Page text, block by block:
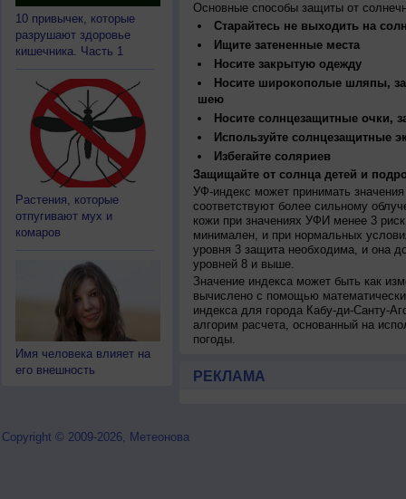
10 привычек, которые
разрушают здоровье
кишечника. Часть 1
Растения, которые
отпугивают мух и
комаров
Имя человека влияет на
его внешность
Основные способы защиты от
Старайтесь не выходить на
Ищите затененные места
Носите закрытую одежду
Носите широкополые шляпы,
шею
Носите солнцезащитные очки,
Используйте солнцезащитные
Избегайте соляриев
Защищайте от солнца детей и
УФ-индекс может принимать
соответствуют более сильному
кожи при значениях УФИ менее 3
минимален, и при нормальных
уровня 3 защита необходима, и она
уровней 8 и выше.
Значение индекса может быть как
вычислено с помощью
индекса для города Кабу-ди-Санту-
алгорим расчета, основанный на
погоды.
РЕКЛАМА
Copyright © 2009-2026, Метеонова